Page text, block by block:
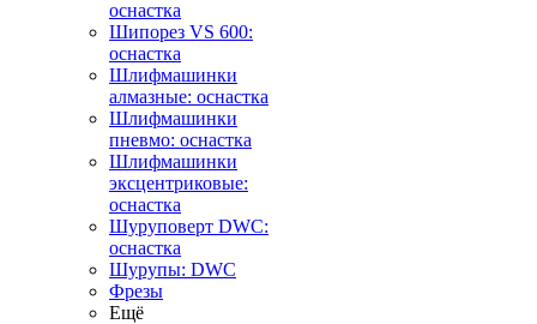
оснастка
Шипорез VS 600:
оснастка
Шлифмашинки
алмазные: оснастка
Шлифмашинки
пневмо: оснастка
Шлифмашинки
эксцентриковые:
оснастка
Шуруповерт DWC:
оснастка
Шурупы: DWC
Фрезы
Ещё